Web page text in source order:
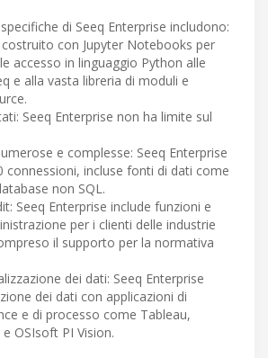
di Seeq Enterprise includono:
con Jupyter Notebooks per
accesso in linguaggio Python alle
e alla vasta libreria di moduli e
Seeq Enterprise non ha limite sul
e complesse: Seeq Enterprise
connessioni, incluse fonti di dati come
non SQL.
Seeq Enterprise include funzioni e
per i clienti delle industrie
il supporto per la normativa
dei dati: Seeq Enterprise
dei dati con applicazioni di
e di processo come Tableau,
OSIsoft PI Vision.